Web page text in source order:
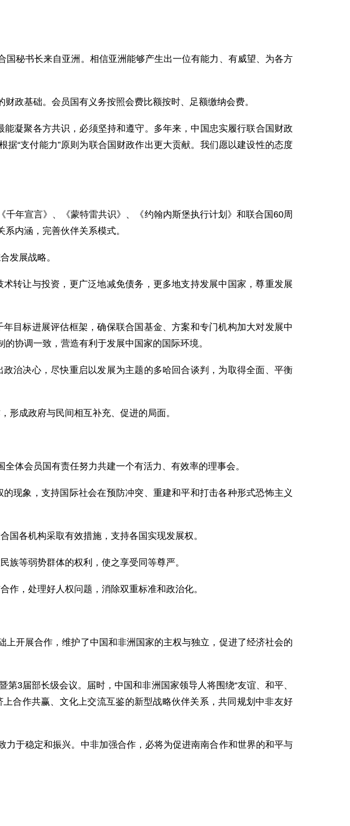
秘书长来自亚洲。相信亚洲能够产生出一位有能力、有威望、为各方
基础。会员国有义务按照会费比额按时、足额缴纳会费。
凝聚各方共识，必须坚持和遵守。多年来，中国忠实履行联合国财政
“支付能力”原则为联合国财政作出更大贡献。我们愿以建设性的态度
宣言》、《蒙特雷共识》、《约翰内斯堡执行计划》和联合国60周
内涵，完善伙伴关系模式。
发展战略。
让与投资，更广泛地减免债务，更多地支持发展中国家，尊重发展
标进展评估框架，确保联合国基金、方案和专门机构加大对发展中
协调一致，营造有利于发展中国家的国际环境。
决心，尽快重启以发展为主题的多哈回合谈判，为取得全面、平衡
成政府与民间相互补充、促进的局面。
会员国有责任努力共建一个有活力、有效率的理事会。
象，支持国际社会在预防冲突、重建和平和打击各种形式恐怖主义
各机构采取有效措施，支持各国实现发展权。
等弱势群体的权利，使之享受同等尊严。
，处理好人权问题，消除双重标准和政治化。
开展合作，维护了中国和非洲国家的主权与独立，促进了经济社会的
届部长级会议。届时，中国和非洲国家领导人将围绕“友谊、和平、
合作共赢、文化上交流互鉴的新型战略伙伴关系，共同规划中非友好
于稳定和振兴。中非加强合作，必将为促进南南合作和世界的和平与